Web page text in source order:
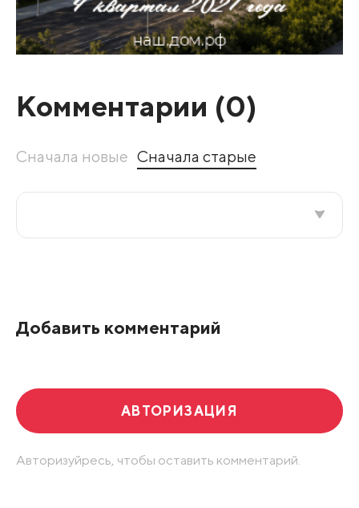
Комментарии (0)
Сначала новые Сначала старые
Добавить комментарий
АВТОРИЗАЦИЯ
Авторизуйресь, чтобы оставить комментарий.